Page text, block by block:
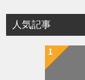
人気記事